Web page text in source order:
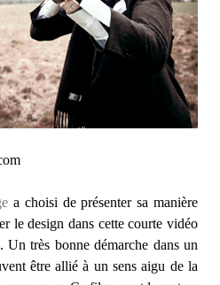
a choisi de présenter sa manière
le design dans cette courte vidéo
très bonne démarche dans un
être allié à un sens aigu de la